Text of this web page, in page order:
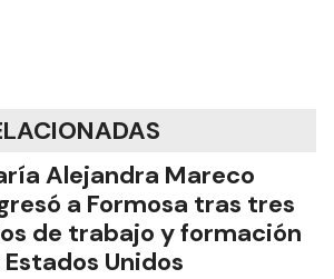
Alejandra Mareco
a Formosa tras tres
de trabajo y formación
Estados Unidos